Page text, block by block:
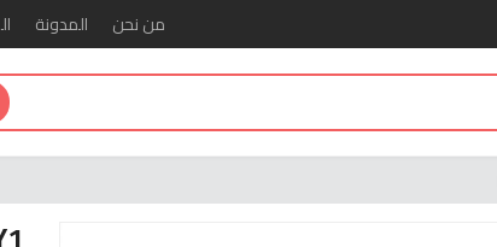
من نحن المدونة